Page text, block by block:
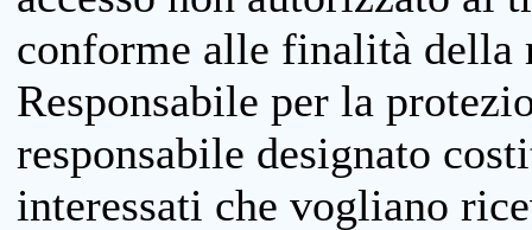
conforme alle finalità della
Responsabile per la
responsabile designato
interessati che vogliano